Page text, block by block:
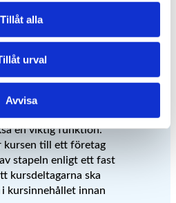
Tillåt alla
urval
Avvisa
kurspremiär
sätta tid och datum
se en nedräkning
skapar
en viktig funktion.
kursen till ett företag
stapeln enligt ett fast
kursdeltagarna ska
kursinnehållet innan